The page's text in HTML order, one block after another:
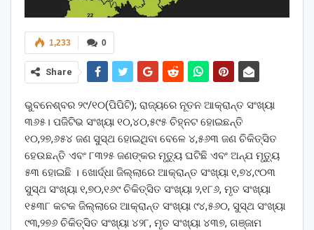
0
1,233
Share
ଭୁବନେଶ୍ବର ୨୯/୧୦(ପିପିଟି); ରାଜ୍ୟରେ ନୂତନ ଆକ୍ରାନ୍ତ ସଂଖ୍ୟା
୩୬୫। ପଜିଟିଭ ସଂଖ୍ୟା ୧୦,୪୦,୫୯୫ ଚିହ୍ନଟ ହୋଇଛନ୍ତି
୧୦,୨୭,୬୫୪ ଜଣ ସୁସ୍ଥ ହୋଇଥିବା ବେଳେ ୪,୫୬୩ ଜଣ ଚିକିତ୍ସିତ
ହେଉଛନ୍ତି ଏବଂ ୮୩୨୫ ଜଣଙ୍କର ମୃତ୍ୟୁ ଘଟିଛି ଏବଂ ଅନ୍ଯ ମୃତ୍ୟୁ
୫୩ ହୋଇଛି । ଖୋର୍ଦ୍ଧା ଜିଲ୍ଲାରେ ଆକ୍ରାନ୍ତ ସଂଖ୍ୟା ୧,୭୪,୯୦୩
ସୁସ୍ଥ ସଂଖ୍ୟା ୧,୭୦,୧୬୯ ଚିକିତ୍ସିତ ସଂଖ୍ୟା ୨,୧୮୬, ମୃତ ସଂଖ୍ୟା
୧୫୩୮ କଟକ ଜିଲ୍ଲାରେ ଆକ୍ରାନ୍ତ ସଂଖ୍ୟା ୯୪,୫୬୦, ସୁସ୍ଥ ସଂଖ୍ୟା
୯୩,୨୭୬ ଚିକିତ୍ସିତ ସଂଖ୍ୟା ୪୨୮, ମୃତ ସଂଖ୍ୟା ୪୩୭, ଗଞ୍ଜାମ